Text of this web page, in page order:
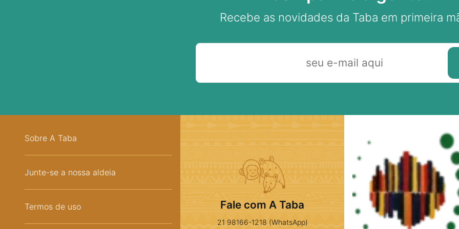
Recebe as novidades da Taba em primeira
Sobre A Taba
Junte-se a nossa aldeia
Termos de uso Fale com A Taba
21 98166-1218 (WhatsApp)